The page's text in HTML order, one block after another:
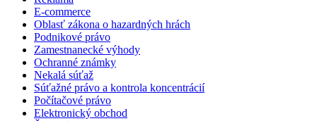
E-commerce
Oblasť zákona o hazardných hrách
Podnikové právo
Zamestnanecké výhody
Ochranné známky
Nekalá súťaž
Súťažné právo a kontrola koncentrácií
Počítačové právo
Elektronický obchod